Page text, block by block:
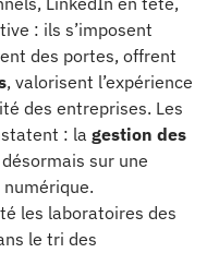
: ils s’imposent
des portes, offrent
, valorisent l’expérience
des entreprises. Les
: la gestion des
désormais sur une
les laboratoires des
le tri des